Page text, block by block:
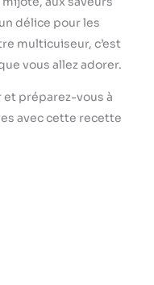
délice pour les
multicuiseur, c’est
vous allez adorer.
préparez-vous à
avec cette recette